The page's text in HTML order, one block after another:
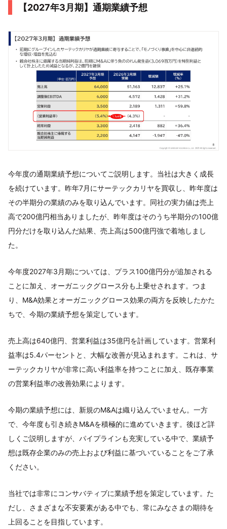
【2027年3月期】通期業績予想
今年度の通期業績予想についてご説明します。当社は大きく成長
を続けています。昨年7月にサーテックカリヤを買収し、昨年度は
その半期分の業績のみを取り込んでいます。同社の実力値は売上
高で200億円相当ありましたが、昨年度はそのうち半期分の100億
円分だけを取り込んだ結果、売上高は500億円強で着地しまし
た。
今年度2027年3月期については、プラス100億円分が追加される
ことに加え、オーガニックグロース分も上乗せされます。つま
り、M&A効果とオーガニックグロース効果の両方を反映したかた
ちで、今期の業績予想を策定しています。
売上高は640億円、営業利益は35億円を計画しています。営業利
益率は5.4パーセントと、大幅な改善が見込まれます。これは、サ
ーテックカリヤが非常に高い利益率を持つことに加え、既存事業
の営業利益率の改善効果によります。
今期の業績予想には、新規のM&Aは織り込んでいません。一方
で、今年度も引き続きM&Aを積極的に進めていきます。後ほど詳
しくご説明しますが、パイプラインも充実している中で、業績予
想は既存企業のみの売上および利益に基づいていることをご了承
ください。
当社では非常にコンサバティブに業績予想を策定しています。た
だし、さまざまな不安要素がある中でも、常にみなさまの期待を
上回ることを目指しています。